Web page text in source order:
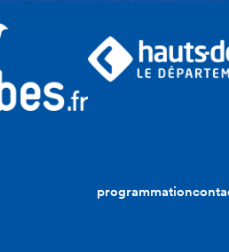
programmation